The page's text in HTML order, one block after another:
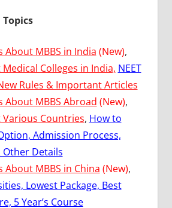
About MBBS in India (New),
Colleges in India, NEET
Rules & Important Articles
About MBBS Abroad (New),
Countries, How to
Admission Process,
Other Details
About MBBS in China (New),
Lowest Package, Best
5 Year’s Course